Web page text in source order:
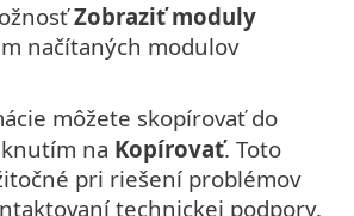
Zobraziť moduly
načítaných modulov
môžete skopírovať do
na Kopírovať. Toto
pri riešení problémov
technickej podpory.